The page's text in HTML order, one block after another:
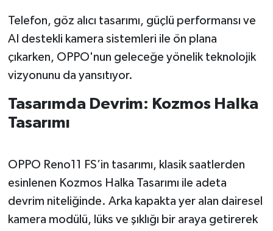
Telefon, göz alıcı tasarımı, güçlü performansı ve
AI destekli kamera sistemleri ile ön plana
çıkarken, OPPO'nun geleceğe yönelik teknolojik
vizyonunu da yansıtıyor.
Tasarımda Devrim: Kozmos Halka
Tasarımı
OPPO Reno11 FS’in tasarımı, klasik saatlerden
esinlenen Kozmos Halka Tasarımı ile adeta
devrim niteliğinde. Arka kapakta yer alan dairesel
kamera modülü, lüks ve şıklığı bir araya getirerek